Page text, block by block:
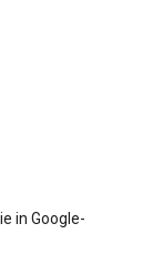
in Google-